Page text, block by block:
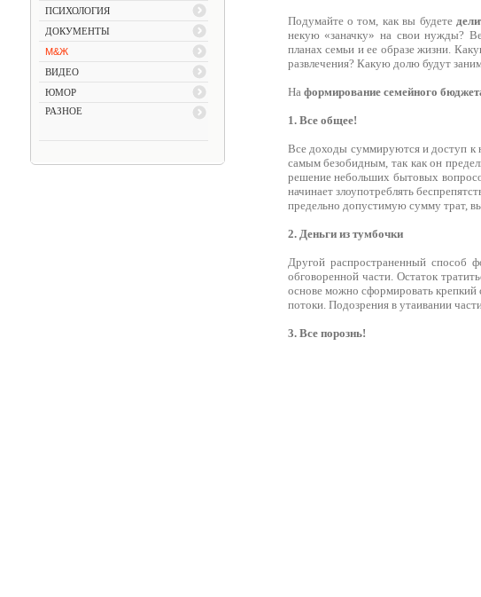
ПСИХОЛОГИЯ
ДОКУМЕНТЫ
М&Ж
ВИДЕО
ЮМОР
РАЗНОЕ
Подумайте о том, как вы будете
некую «заначку» на свои нужды?
планах семьи и ее образе жизни.
развлечения? Какую долю будут
На формирование семейного
1. Все общее!
Все доходы суммируются и доступ к
самым безобидным, так как он
решение небольших бытовых
начинает злоупотреблять
предельно допустимую сумму трат,
2. Деньги из тумбочки
Другой распространенный способ
обговоренной части. Остаток
основе можно сформировать крепкий
потоки. Подозрения в утаивании
3. Все порознь!